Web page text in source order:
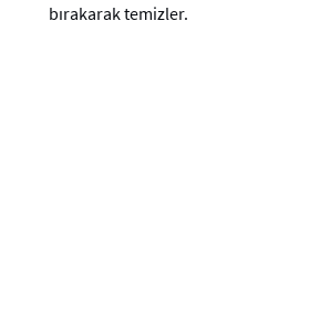
bırakarak temizler.